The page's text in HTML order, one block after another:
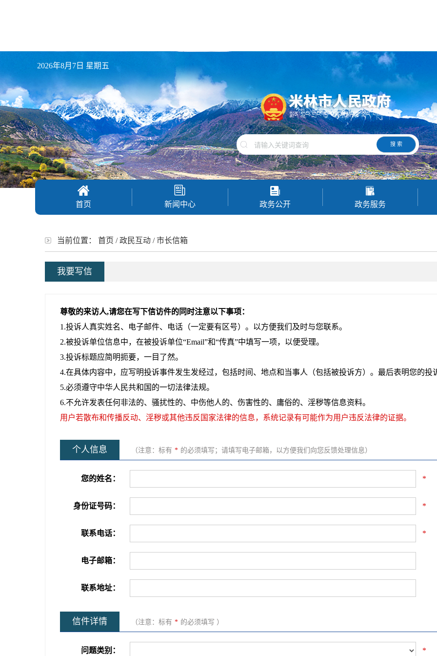
2026年8月7日 星期五
搜 索
首页 新闻中心 政务公开 政务服务
当前位置： 首页 /政民互动 /市长信箱
我要写信
尊敬的来访人,请您在写下信访件的同时注意以下事项：
1.投诉人真实姓名、电子邮件、电话（一定要有区号）。以方便我们及时与您联系。
2.被投诉单位信息中，在被投诉单位“Email”和“传真”中填写一项，以便受理。
3.投诉标题应简明扼要，一目了然。
4.在具体内容中，应写明投诉事件发生发经过，包括时间、地点和当事人（包括被投诉方）。最后表明您的投
5.必须遵守中华人民共和国的一切法律法规。
6.不允许发表任何非法的、骚扰性的、中伤他人的、伤害性的、庸俗的、淫秽等信息资料。
用户若散布和传播反动、淫秽或其他违反国家法律的信息，系统记录有可能作为用户违反法律的证据。
个人信息 （注意：标有 * 的必须填写；请填写电子邮箱，以方便我们向您反馈处理信息）
您的姓名： *
身份证号码： *
联系电话： *
电子邮箱：
联系地址：
信件详情 （注意：标有 * 的必须填写 ）
问题类别： *